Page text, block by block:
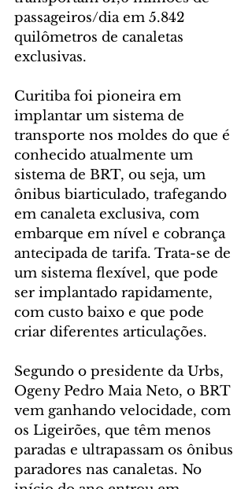
passageiros/dia em 5.842
quilômetros de canaletas
exclusivas.
Curitiba foi pioneira em
implantar um sistema de
transporte nos moldes do que é
conhecido atualmente um
sistema de BRT, ou seja, um
ônibus biarticulado, trafegando
em canaleta exclusiva, com
embarque em nível e cobrança
antecipada de tarifa. Trata-se de
um sistema flexível, que pode
ser implantado rapidamente,
com custo baixo e que pode
criar diferentes articulações.
Segundo o presidente da Urbs,
Ogeny Pedro Maia Neto, o BRT
vem ganhando velocidade, com
os Ligeirões, que têm menos
paradas e ultrapassam os ônibus
paradores nas canaletas. No